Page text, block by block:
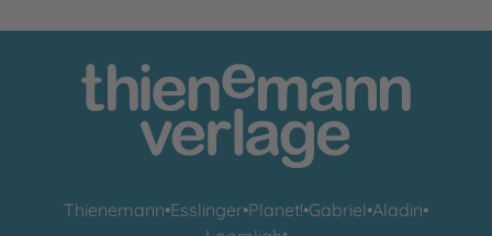
Thienemann•Esslinger•Planet!•Gabriel•Aladin•